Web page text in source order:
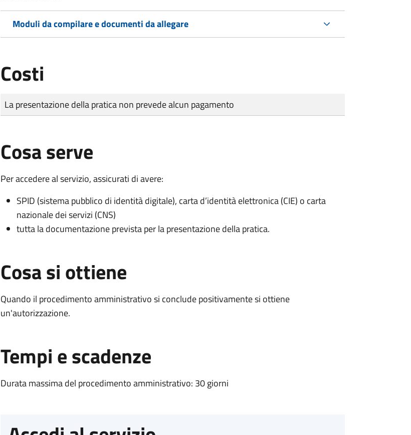
Moduli da compilare e documenti da allegare
Costi
Tipo di pagamento
Importo
La presentazione della pratica non prevede alcun pagamento
Cosa serve
Per accedere al servizio, assicurati di avere:
SPID (sistema pubblico di identità digitale), carta d’identità elettronica (CIE) o carta
nazionale dei servizi (CNS)
tutta la documentazione prevista per la presentazione della pratica.
Cosa si ottiene
Quando il procedimento amministrativo si conclude positivamente si ottiene
un'autorizzazione.
Tempi e scadenze
Durata massima del procedimento amministrativo: 30 giorni